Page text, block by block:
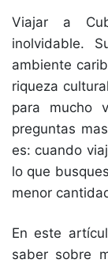
Viajar a
inolvidable.
ambiente
riqueza
para mucho
preguntas
es: cuando
lo que
menor
En este
saber sobre